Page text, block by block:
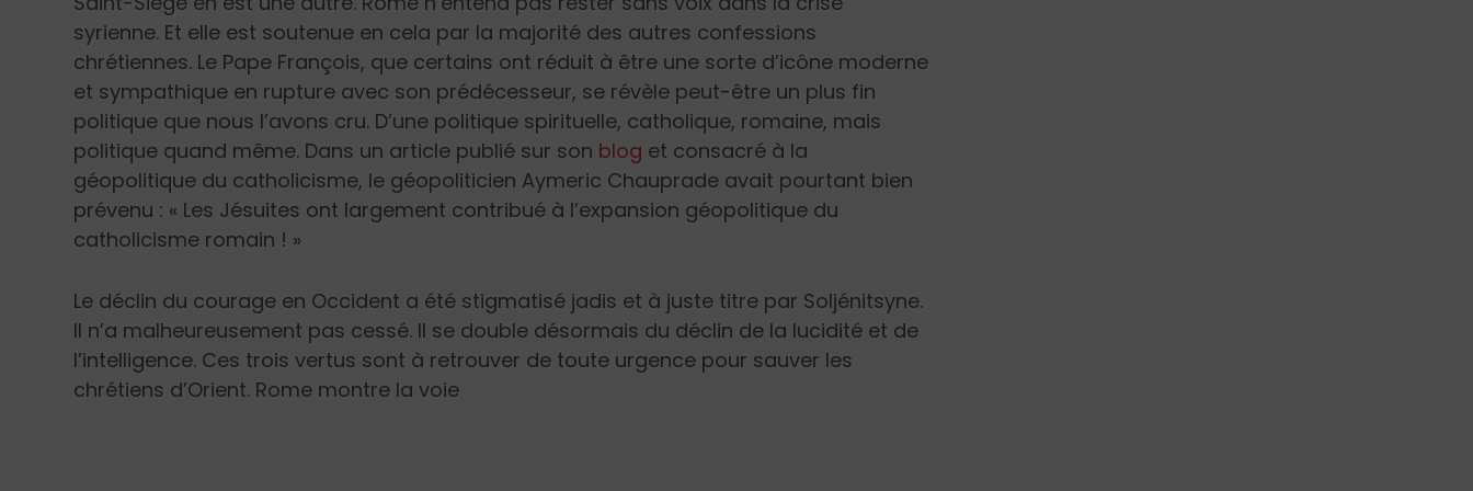
syrienne. Et elle est soutenue en cela par la majorité des autres confessions
chrétiennes. Le Pape François, que certains ont réduit à être une sorte d’icône moderne
et sympathique en rupture avec son prédécesseur, se révèle peut-être un plus fin
politique que nous l’avons cru. D’une politique spirituelle, catholique, romaine, mais
politique quand même. Dans un article publié sur son blog et consacré à la
géopolitique du catholicisme, le géopoliticien Aymeric Chauprade avait pourtant bien
prévenu : « Les Jésuites ont largement contribué à l’expansion géopolitique du
catholicisme romain ! »
Le déclin du courage en Occident a été stigmatisé jadis et à juste titre par Soljénitsyne.
Il n’a malheureusement pas cessé. Il se double désormais du déclin de la lucidité et de
l’intelligence. Ces trois vertus sont à retrouver de toute urgence pour sauver les
chrétiens d’Orient. Rome montre la voie